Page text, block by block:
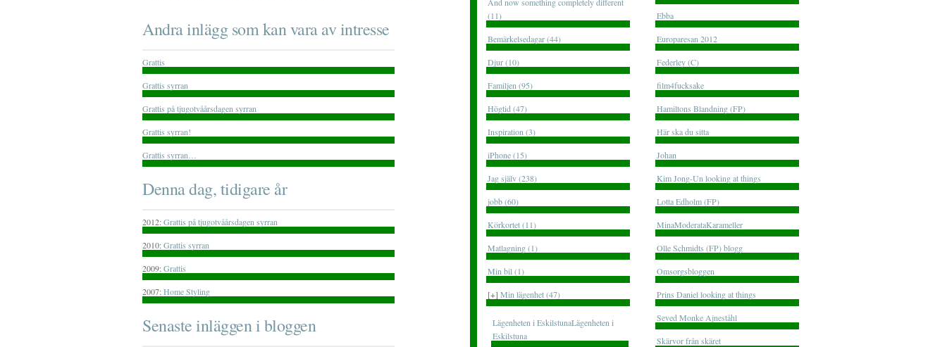
Andra inlägg som kan vara av intresse
Grattis
Grattis syrran
Grattis på tjugotvåårsdagen syrran
Grattis syrran!
Grattis syrran…
Denna dag, tidigare år
2012:Grattis på tjugotvåårsdagen syrran
2010:Grattis syrran
2009:Grattis
2007:Home Styling
Senaste inläggen i bloggen
(11)
Bemärkelsedagar (44)
Djur (10)
Familjen (95)
Högtid (47)
Inspiration (3)
iPhone (15)
Jag själv (238)
jobb (60)
Körkortet (11)
Matlagning (1)
Min bil (1)
[+] Min lägenhet (47)
Lägenheten i EskilstunaLägenheten i
Eskilstuna
Ebba
Europaresan 2012
Federley (C)
film4fucksake
Hamiltons Blandning (FP)
Här ska du sitta
Johan
Kim Jong-Un looking at things
Lotta Edholm (FP)
MinaModerataKarameller
Olle Schmidts (FP) blogg
Omsorgsbloggen
Prins Daniel looking at things
Seved Monke Ajneståhl
Skärvor från skäret